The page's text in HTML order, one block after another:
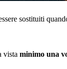
sostituiti
vista minimo una